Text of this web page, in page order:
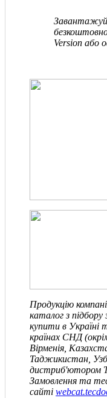
Version або
Продукцію
каталог з
купити в Україні
країнах СНД
Вірменія,
Таджикистан,
дистриб'ютором
Замовлення та
сайті